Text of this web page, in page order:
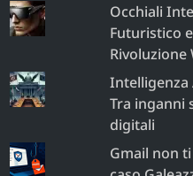
Occhiali
Futuristico
Rivoluzione
Intelligenza
Tra inganni
digitali
Gmail non